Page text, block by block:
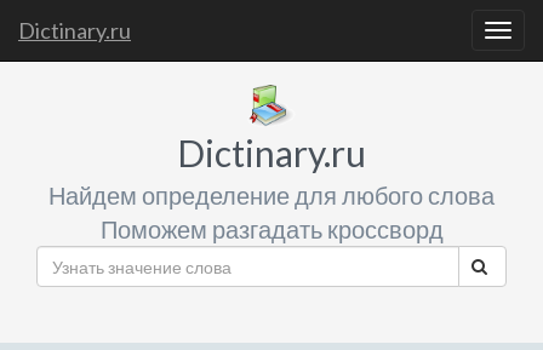
Dictinary.ru
Dictinary.ru
Найдем определение для любого слова
Поможем разгадать кроссворд